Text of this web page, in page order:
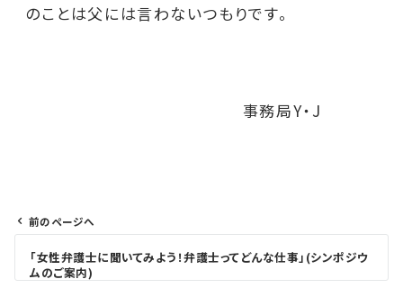
のことは父には言わないつもりです。
事務局Y・J
前のページへ
「女性弁護士に聞いてみよう！弁護士ってどんな仕事」(シンポジウ
ムのご案内)